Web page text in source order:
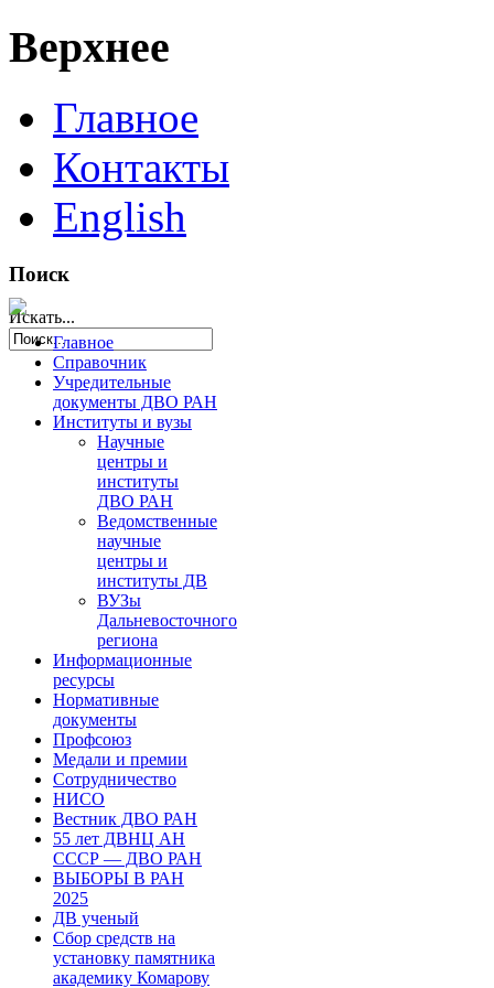
Верхнее
Главное
Контакты
English
Поиск
Искать...
Главное
Справочник
Учредительные
документы ДВО РАН
Институты и вузы
Научные
центры и
институты
ДВО РАН
Ведомственные
научные
центры и
институты ДВ
ВУЗы
Дальневосточного
региона
Информационные
ресурсы
Нормативные
документы
Профсоюз
Медали и премии
Сотрудничество
НИСО
Вестник ДВО РАН
55 лет ДВНЦ АН
СССР — ДВО РАН
ВЫБОРЫ В РАН
2025
ДВ ученый
Сбор средств на
установку памятника
академику Комарову